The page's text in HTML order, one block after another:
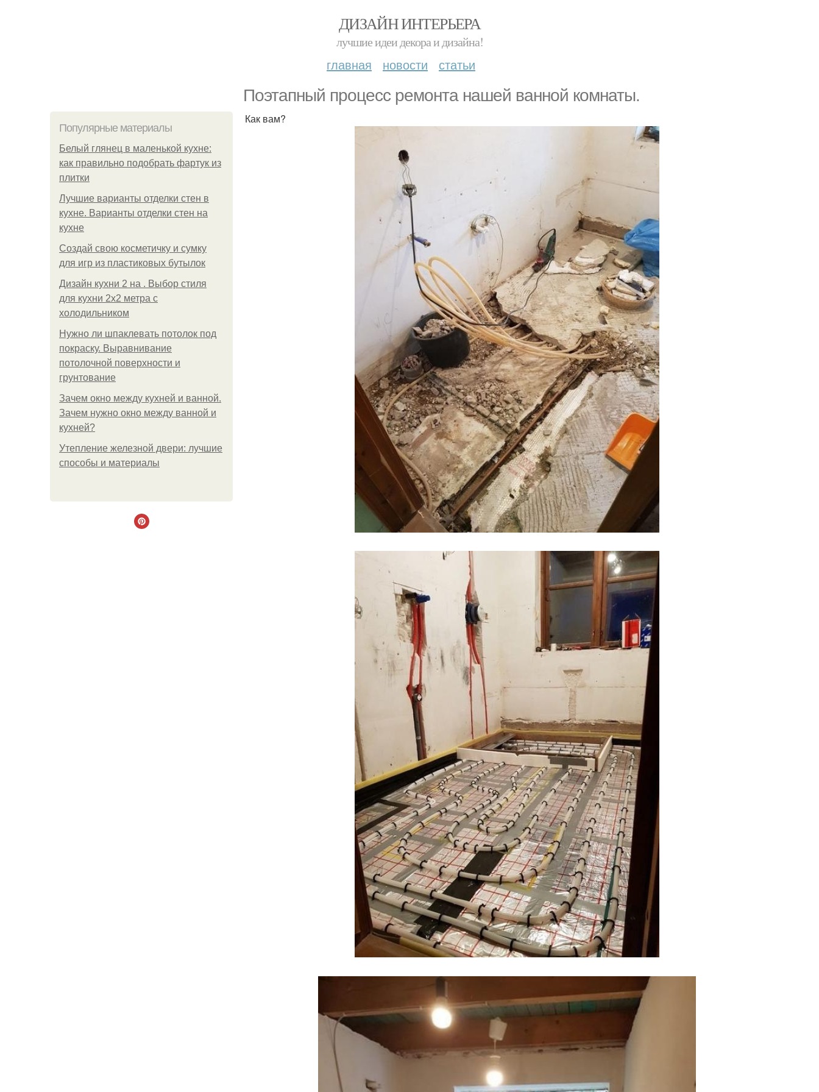
ДИЗАЙН ИНТЕРЬЕРА
лучшие идеи декора и дизайна!
главная новости статьи
Поэтапный процесс ремонта нашей ванной комнаты.
Популярные материалы
Белый глянец в маленькой кухне:
как правильно подобрать фартук из
плитки
Лучшие варианты отделки стен в
кухне. Варианты отделки стен на
кухне
Создай свою косметичку и сумку
для игр из пластиковых бутылок
Дизайн кухни 2 на . Выбор стиля
для кухни 2х2 метра с
холодильником
Нужно ли шпаклевать потолок под
покраску. Выравнивание
потолочной поверхности и
грунтование
Зачем окно между кухней и ванной.
Зачем нужно окно между ванной и
кухней?
Утепление железной двери: лучшие
способы и материалы
Как вам?